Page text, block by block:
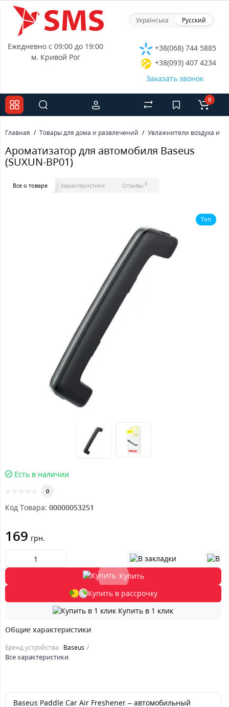
Українська Русский
Ежедневно с 09:00 до 19:00
м. Кривой Рог
+38(068) 744 5885
+38(093) 407 4234
Заказать звонок
0
Главная Товары для дома и развлечений Увлажнители воздуха и
Ароматизатор для автомобиля Baseus
(SUXUN-BP01)
Все о товаре Характеристики Отзывы 0
Топ
Есть в наличии
0
Код Товара: 00000053251
169 грн.
Купить
Купить в рассрочку
Купить в 1 клик
Общие характеристики
Бренд устройства Baseus
Все характеристики
Baseus Paddle Car Air Freshener – автомобильный